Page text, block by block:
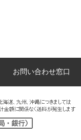
お問い合わせ窓口